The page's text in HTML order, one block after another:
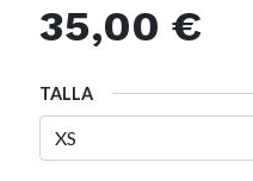
35,00 €
TALLA